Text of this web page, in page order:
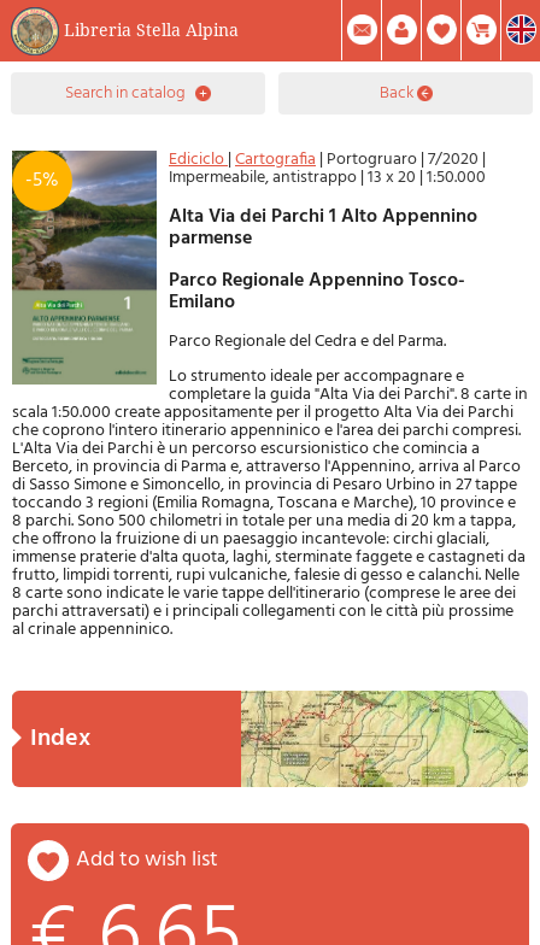
Libreria Stella Alpina
0Item(s) In Your Cart
Summary
Facebook
Create Account Mod. Password
search in catalog back
-5%
Ediciclo|Cartografia| Portogruaro|7/2020 |
Impermeabile, antistrappo|13 x 20 |1:50.000
Alta Via dei Parchi 1 Alto Appennino
parmense
Parco Regionale Appennino Tosco-
Emilano
Parco Regionale del Cedra e del Parma.
Lo strumento ideale per accompagnare e
completare la guida "Alta Via dei Parchi". 8 carte in
scala 1:50.000 create appositamente per il progetto Alta Via dei Parchi
che coprono l'intero itinerario appenninico e l'area dei parchi compresi.
L'Alta Via dei Parchi è un percorso escursionistico che comincia a
Berceto, in provincia di Parma e, attraverso l'Appennino, arriva al Parco
di Sasso Simone e Simoncello, in provincia di Pesaro Urbino in 27 tappe
toccando 3 regioni (Emilia Romagna, Toscana e Marche), 10 province e
8 parchi. Sono 500 chilometri in totale per una media di 20 km a tappa,
che offrono la fruizione di un paesaggio incantevole: circhi glaciali,
immense praterie d'alta quota, laghi, sterminate faggete e castagneti da
frutto, limpidi torrenti, rupi vulcaniche, falesie di gesso e calanchi. Nelle
8 carte sono indicate le varie tappe dell'itinerario (comprese le aree dei
parchi attraversati) e i principali collegamenti con le città più prossime
al crinale appenninico.
index
add to wish list